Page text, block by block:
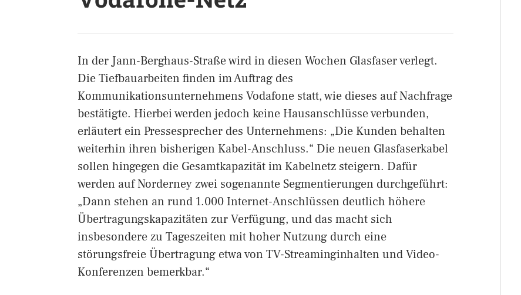
In der Jann-Berghaus-Straße wird in diesen Wochen Glasfaser verlegt.
Die Tiefbauarbeiten finden im Auftrag des
Kommunikationsunternehmens Vodafone statt, wie dieses auf Nachfrage
bestätigte. Hierbei werden jedoch keine Hausanschlüsse verbunden,
erläutert ein Pressesprecher des Unternehmens: „Die Kunden behalten
weiterhin ihren bisherigen Kabel-Anschluss.“ Die neuen Glasfaserkabel
sollen hingegen die Gesamtkapazität im Kabelnetz steigern. Dafür
werden auf Norderney zwei sogenannte Segmentierungen durchgeführt:
„Dann stehen an rund 1.000 Internet-Anschlüssen deutlich höhere
Übertragungskapazitäten zur Verfügung, und das macht sich
insbesondere zu Tageszeiten mit hoher Nutzung durch eine
störungsfreie Übertragung etwa von TV-Streaminginhalten und Video-
Konferenzen bemerkbar.“